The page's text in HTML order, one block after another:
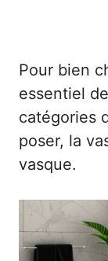
Pour bien
essentiel
catégories
poser, la
vasque.